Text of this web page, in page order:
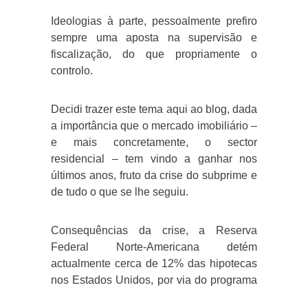
Ideologias à parte, pessoalmente prefiro
sempre uma aposta na supervisão e
fiscalização, do que propriamente o
controlo.
Decidi trazer este tema aqui ao blog, dada
a importância que o mercado imobiliário –
e mais concretamente, o sector
residencial – tem vindo a ganhar nos
últimos anos, fruto da crise do subprime e
de tudo o que se lhe seguiu.
Consequências da crise, a Reserva
Federal Norte-Americana detém
actualmente cerca de 12% das hipotecas
nos Estados Unidos, por via do programa